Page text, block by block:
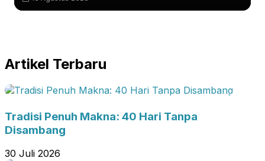
Artikel Terbaru
Tradisi Penuh Makna: 40 Hari Tanpa
Disambang
30 Juli 2026